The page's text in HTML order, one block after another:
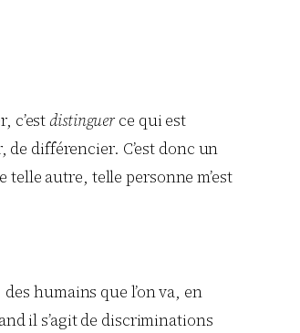
c’estdistinguer ce qui est
différencier. C’est donc un
telle autre, telle personne m’est
humains que l’on va, en
il s’agit de discriminations